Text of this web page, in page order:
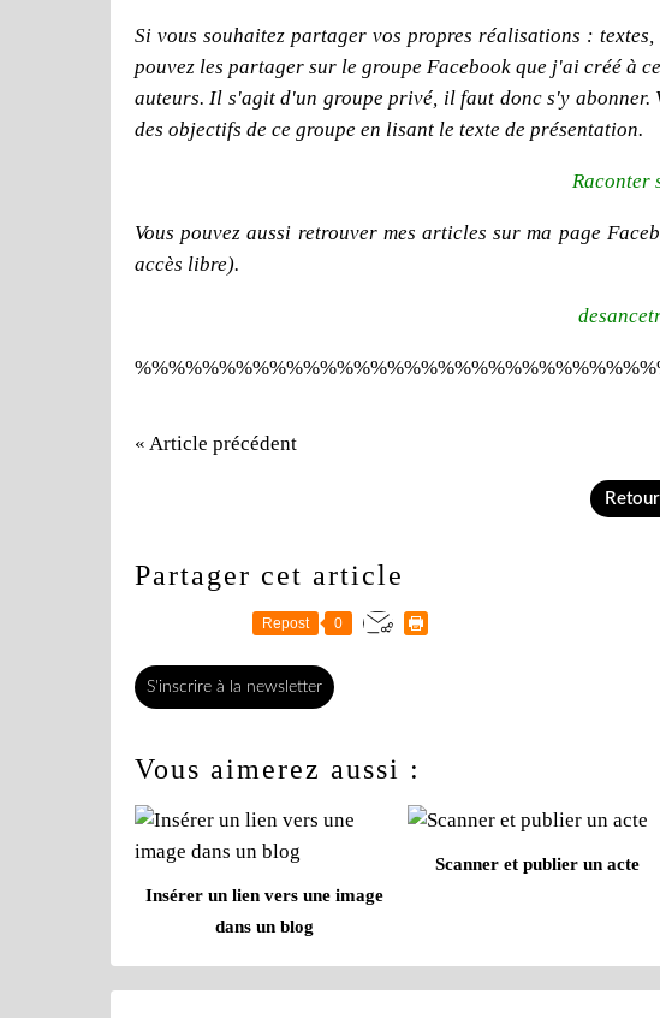
Si vous souhaitez partager vos propres réalisations :
pouvez les partager sur le groupe Facebook que j'ai créé à
auteurs. Il s'agit d'un groupe privé, il faut donc s'y abonner.
des objectifs de ce groupe en lisant le texte de présentation.
Raconter
Vous pouvez aussi retrouver mes articles sur ma page
accès libre).
« Article précédent
Partager cet article
Repost 0
S'inscrire à la newsletter
Vous aimerez aussi :
Insérer un lien vers une image
dans un blog
Scanner et publier un acte